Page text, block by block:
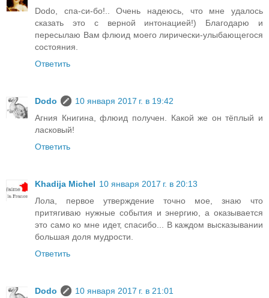
Dodo, спа-си-бо!.. Очень надеюсь, что мне удалось
сказать это с верной интонацией!) Благодарю и
пересылаю Вам флюид моего лирически-улыбающегося
состояния.
Ответить
Dodo
10 января 2017 г. в 19:42
Агния Книгина, флюид получен. Какой же он тёплый и
ласковый!
Ответить
Khadija Michel 10 января 2017 г. в 20:13
Лола, первое утверждение точно мое, знаю что
притягиваю нужные события и энергию, а оказывается
это само ко мне идет, спасибо... В каждом высказывании
большая доля мудрости.
Ответить
Dodo
10 января 2017 г. в 21:01